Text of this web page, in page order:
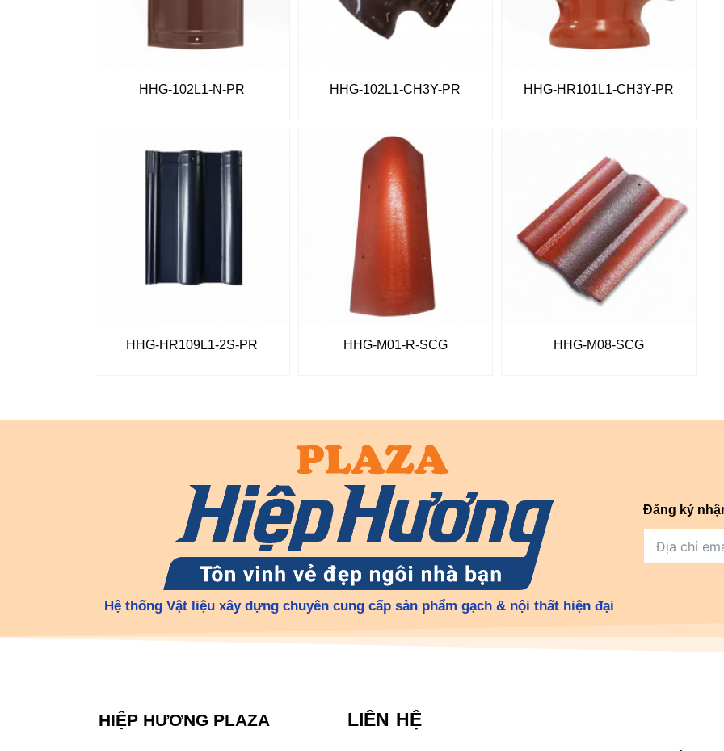
HHG-102L1-N-PR HHG-102L1-CH3Y-PR HHG-HR101L1-CH3Y-PR
HHG-HR109L1-2S-PR HHG-M01-R-SCG HHG-M08-SCG
Ngãi
tại Quảng Ngãi
Hệ thống Vật liệu xây dựng chuyên cung cấp sản phẩm gạch & nội thất hiện đại
Đăng ký
HIỆP HƯƠNG PLAZA LIÊN HỆ